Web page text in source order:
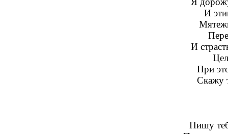
И
И
При
Скажу
Пишу